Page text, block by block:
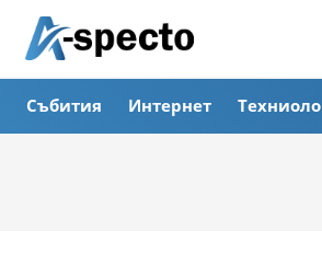
Събития Интернет